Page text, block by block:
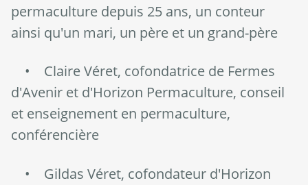
permaculture depuis 25 ans, un conteur
ainsi qu'un mari, un père et un grand-père
• Claire Véret, cofondatrice de Fermes
d'Avenir et d'Horizon Permaculture, conseil
et enseignement en permaculture,
conférencière
• Gildas Véret, cofondateur d'Horizon